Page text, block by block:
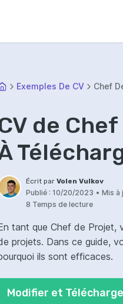
Exemples De CV Chef
de
Écrit parVolen Vulkov
Publié : 10/20/2023 • Mis à
8 Temps de lecture
tant que Chef de Projet,
projets. Dans ce guide,
ils sont efficaces.
Modifier et